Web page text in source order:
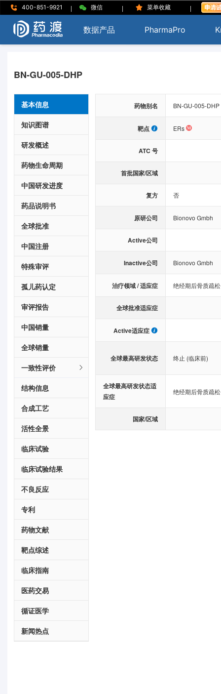
400-851-9921 | 微信 | 菜单收藏 |
数据产品 PharmaPro
BN-GU-005-DHP
基本信息
知识图谱
研发概述
药物生命周期
中国研发进度
药品说明书
全球批准
中国注册
特殊审评
孤儿药认定
审评报告
中国销量
全球销量
一致性评价
结构信息
合成工艺
活性全景
临床试验
临床试验结果
不良反应
专利
药物文献
靶点综述
临床指南
医药交易
循证医学
新闻热点
药物别名 BN-GU-005-DHP
靶点 ERs
ATC 号
首批国家/区域
复方 否
原研公司 Bionovo Gmbh
Active公司
Inactive公司 Bionovo Gmbh
治疗领域 / 适应症 绝经期后骨质疏松
全球批准适应症
Active适应症
全球最高研发状态 终止 (临床前)
全球最高研发状态适
应症
绝经期后骨质疏松
国家/区域